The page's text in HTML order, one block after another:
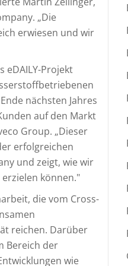
„Die
erwiesen und wir
eDAILY-Projekt
nächsten Jahres
auf den Markt
Group. „Dieser
erfolgreichen
und zeigt, wie wir
können."
die vom Cross-
reichen. Darüber
Bereich der
wie